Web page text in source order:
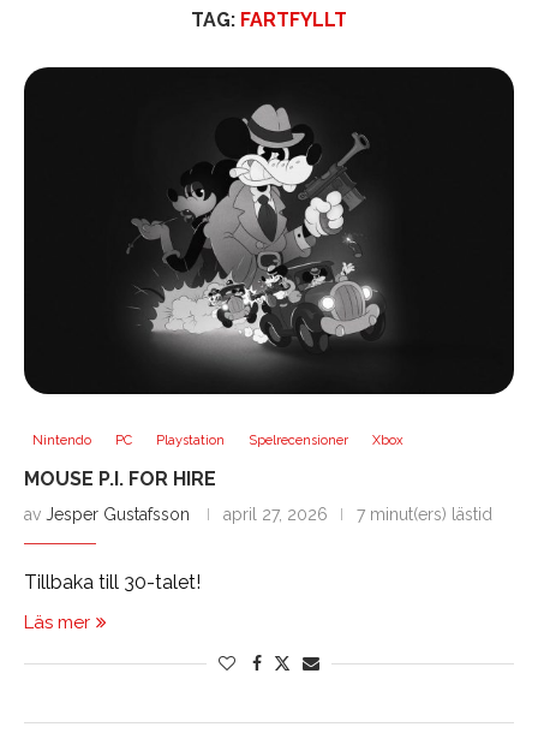
TAG: FARTFYLLT
Nintendo PC Playstation Spelrecensioner Xbox
MOUSE P.I. FOR HIRE
av Jesper Gustafsson april 27, 2026 7 minut(ers) lästid
Tillbaka till 30-talet!
Läs mer